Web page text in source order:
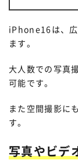
iPhone16は、
ます。
大人数での写真
可能です。
また空間撮影に
す。
写真やビデ